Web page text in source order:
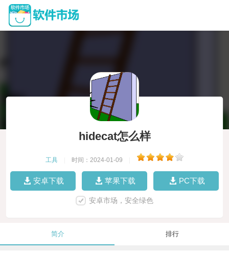
hidecat怎么样
工具 时间：2024-01-09
安卓下载 苹果下载 PC下载
安卓市场，安全绿色
简介 排行